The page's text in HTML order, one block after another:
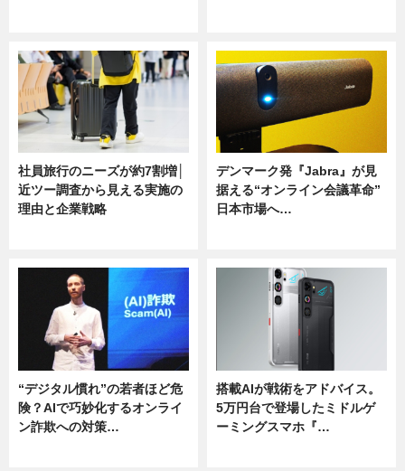
社員旅行のニーズが約7割増│
近ツー調査から見える実施の
理由と企業戦略
デンマーク発『Jabra』が見
据える“オンライン会議革命”
日本市場へ…
“デジタル慣れ”の若者ほど危
険？AIで巧妙化するオンライ
ン詐欺への対策…
搭載AIが戦術をアドバイス。
5万円台で登場したミドルゲ
ーミングスマホ『…